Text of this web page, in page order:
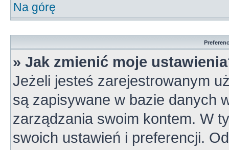
Na górę
» Jak zmienić moje
Jeżeli jesteś zarejestrowanym
są zapisywane w bazie danych
zarządzania swoim kontem. W
swoich ustawień i preferencji.